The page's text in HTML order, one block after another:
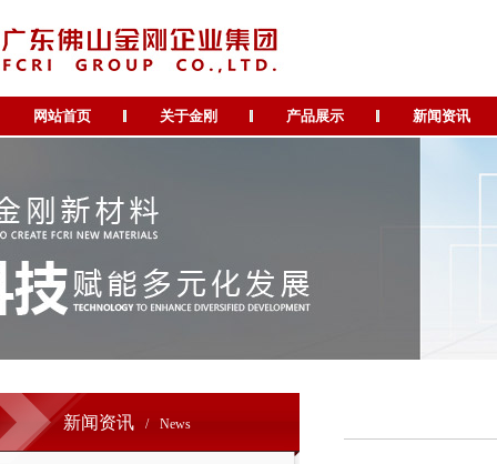
网站首页 关于金刚 产品展示 新闻资讯
新闻资讯 / News